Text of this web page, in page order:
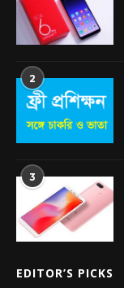
2
3
EDITOR’S PICKS